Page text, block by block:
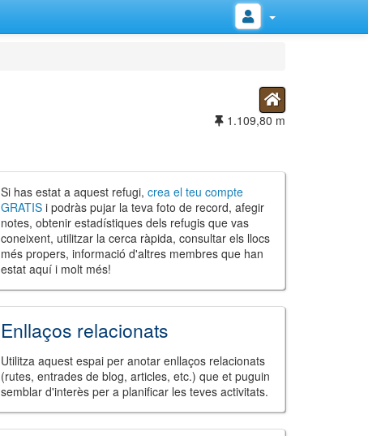
1.109,80 m
Si has estat a aquest refugi,crea el teu compte
GRATIS i podràs pujar la teva foto de record, afegir
notes, obtenir estadístiques dels refugis que vas
coneixent, utilitzar la cerca ràpida, consultar els llocs
més propers, informació d'altres membres que han
estat aquí i molt més!
Enllaços relacionats
Utilitza aquest espai per anotar enllaços relacionats
(rutes, entrades de blog, articles, etc.) que et puguin
semblar d'interès per a planificar les teves activitats.